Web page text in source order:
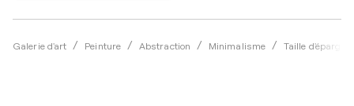
Galerie d'art Peinture Abstraction Minimalisme Taille d'épargne